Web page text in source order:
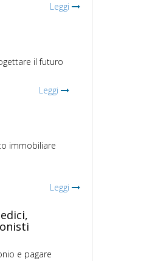
Leggi
il futuro
Leggi
immobiliare
Leggi
e pagare